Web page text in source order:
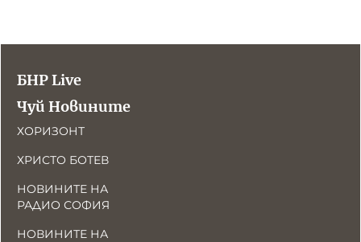
БНР Live
Чуй Новините
ХОРИЗОНТ
ХРИСТО БОТЕВ
НОВИНИТЕ НА
РАДИО СОФИЯ
НОВИНИТЕ НА